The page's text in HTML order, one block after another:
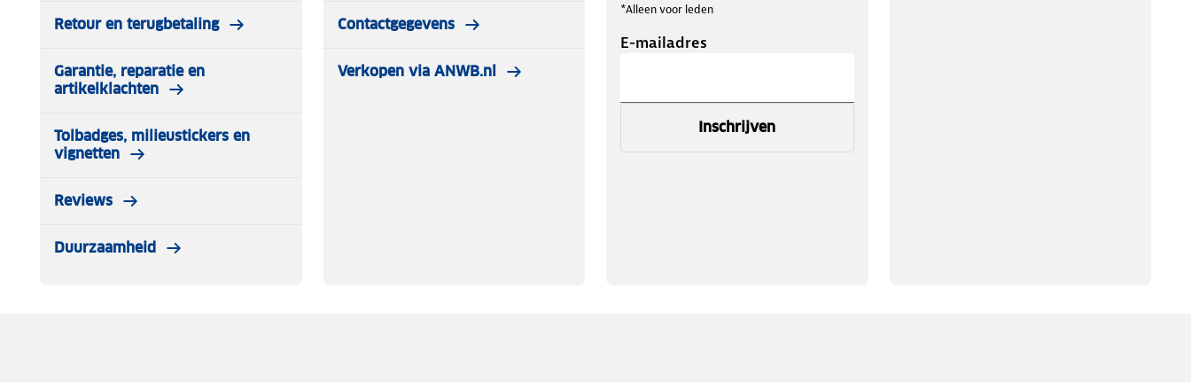
Retour en terugbetaling
Garantie, reparatie en
artikelklachten
Tolbadges, milieustickers en
vignetten
Reviews
Duurzaamheid
Contactgegevens
Verkopen via ANWB.nl
*Alleen voor leden
E-mailadres
Inschrijven